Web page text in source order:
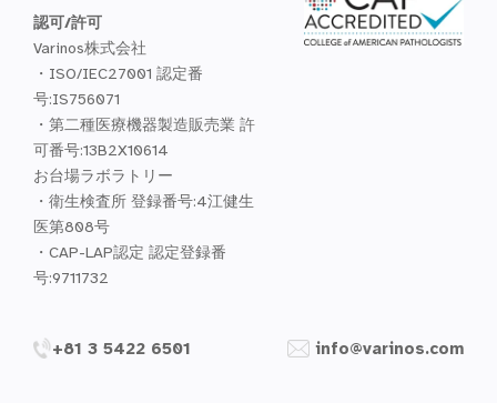
認可/許可
Varinos株式会社
・ISO/IEC27001 認定番
号:IS756071
・第二種医療機器製造販売業 許
可番号:13B2X10614
お台場ラボラトリー
・衛生検査所 登録番号:4江健生
医第808号
・CAP-LAP認定 認定登録番
号:9711732
+81 3 5422 6501 info@varinos.com